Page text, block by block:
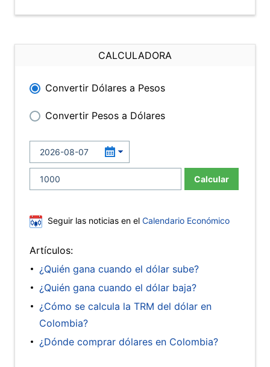
CALCULADORA
Convertir Dólares a Pesos
Convertir Pesos a Dólares
Calcular
Seguir las noticias en el Calendario Económico
Artículos:
¿Quién gana cuando el dólar sube?
¿Quién gana cuando el dólar baja?
¿Cómo se calcula la TRM del dólar en
Colombia?
¿Dónde comprar dólares en Colombia?